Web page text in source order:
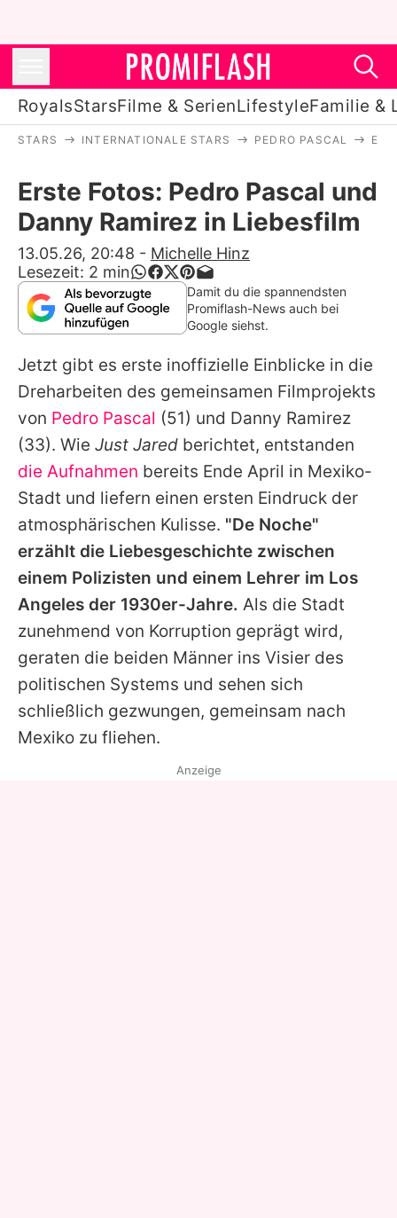
RoyalsStarsFilme & SerienLifestyleFamilie &
Stars
Filme & Serien
Lifestyle
Familie & Liebe
Alle Themen auf Promiflash
Jobs
App runterladen
Team
Redaktionelle Richtlinien
Impressum
Datenschutzerklärung
Nutzungsbedingungen
Utiq verwalten
STARS INTERNATIONALE STARS PEDRO PASCAL
Erste Fotos: Pedro Pascal und
Danny Ramirez in Liebesfilm
13.05.26, 20:48 - Michelle Hinz
Lesezeit: 2 min
Damit du die spannendsten
Promiflash-News auch bei
Google siehst.
Jetzt gibt es erste inoffizielle Einblicke in die
Dreharbeiten des gemeinsamen Filmprojekts
von Pedro Pascal (51) und Danny Ramirez
(33). Wie Just Jared berichtet, entstanden
die Aufnahmen bereits Ende April in Mexiko-
Stadt und liefern einen ersten Eindruck der
atmosphärischen Kulisse. "De Noche"
erzählt die Liebesgeschichte zwischen
einem Polizisten und einem Lehrer im Los
Angeles der 1930er-Jahre. Als die Stadt
zunehmend von Korruption geprägt wird,
geraten die beiden Männer ins Visier des
politischen Systems und sehen sich
schließlich gezwungen, gemeinsam nach
Mexiko zu fliehen.
Anzeige